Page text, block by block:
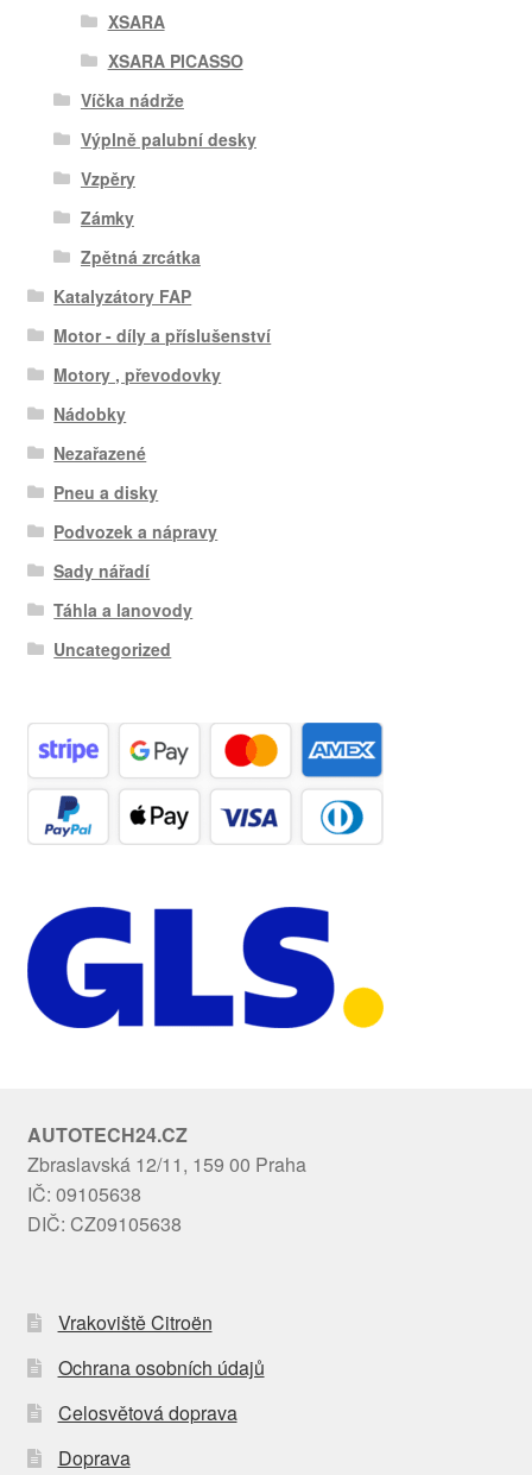
XSARA
XSARA PICASSO
Víčka nádrže
Výplně palubní desky
Vzpěry
Zámky
Zpětná zrcátka
Katalyzátory FAP
Motor - díly a příslušenství
Motory , převodovky
Nádobky
Nezařazené
Pneu a disky
Podvozek a nápravy
Sady nářadí
Táhla a lanovody
Uncategorized
AUTOTECH24.CZ
Zbraslavská 12/11, 159 00 Praha
IČ: 09105638
DIČ: CZ09105638
Vrakoviště Citroën
Ochrana osobních údajů
Celosvětová doprava
Doprava